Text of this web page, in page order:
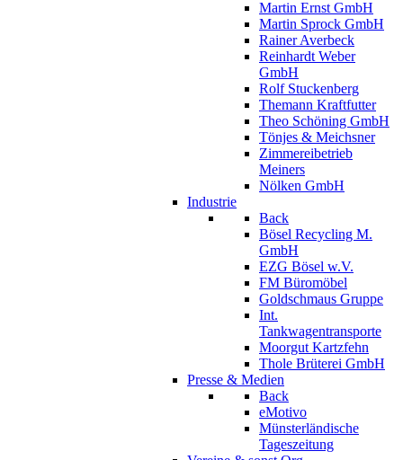
Martin Ernst GmbH
Martin Sprock GmbH
Rainer Averbeck
Reinhardt Weber
GmbH
Rolf Stuckenberg
Themann Kraftfutter
Theo Schöning GmbH
Tönjes & Meichsner
Zimmereibetrieb
Meiners
Nölken GmbH
Industrie
Back
Bösel Recycling M.
GmbH
EZG Bösel w.V.
FM Büromöbel
Goldschmaus Gruppe
Int.
Tankwagentransporte
Moorgut Kartzfehn
Thole Brüterei GmbH
Presse & Medien
Back
eMotivo
Münsterländische
Tageszeitung